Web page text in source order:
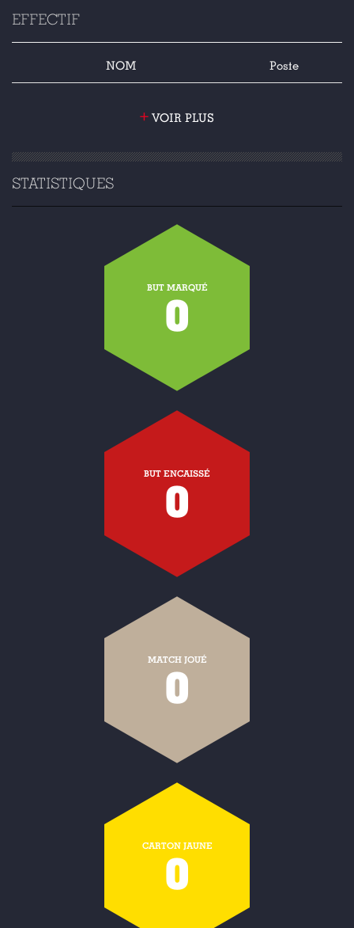
EFFECTIF
NOM Poste
+ VOIR PLUS
STATISTIQUES
BUT MARQUÉ
0
BUT ENCAISSÉ
0
MATCH JOUÉ
0
CARTON JAUNE
0